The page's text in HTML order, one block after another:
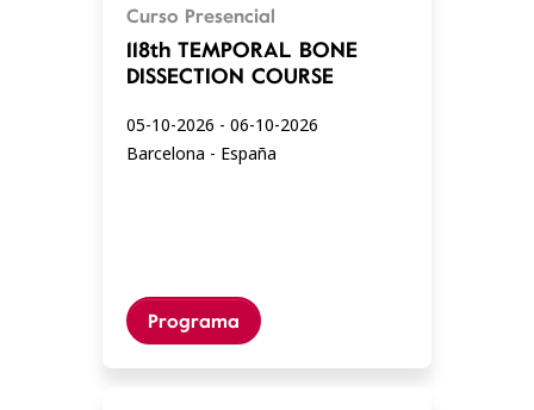
Curso Presencial
118th TEMPORAL BONE
DISSECTION COURSE
05-10-2026 - 06-10-2026
Barcelona - España
Programa